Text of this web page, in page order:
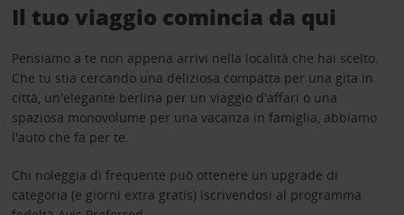
Il tuo viaggio comincia da qui
Pensiamo a te non appena arrivi nella località che hai scelto.
Che tu stia cercando una deliziosa compatta per una gita in
città, un'elegante berlina per un viaggio d'affari o una
spaziosa monovolume per una vacanza in famiglia, abbiamo
l'auto che fa per te.
Chi noleggia di frequente può ottenere un upgrade di
categoria (e giorni extra gratis) iscrivendosi al programma